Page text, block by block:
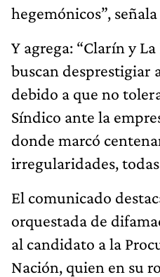
hegemónicos”,
Y agrega: “Clarín y
buscan desprestigiar
debido a que no
Síndico ante la
donde marcó
irregularidades,
El comunicado
orquestada de
al candidato a la
Nación, quien en su